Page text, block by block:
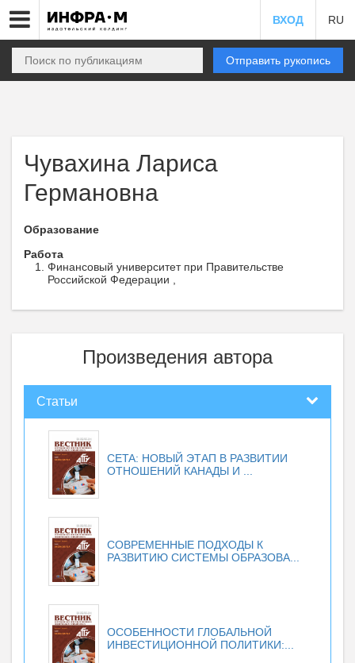
ВХОД RU
Отправить рукопись
Чувахина Лариса
Германовна
Образование
Работа
Финансовый университет при Правительстве
Российской Федерации ,
Произведения автора
Статьи
CETA: НОВЫЙ ЭТАП В РАЗВИТИИ
ОТНОШЕНИЙ КАНАДЫ И ...
СОВРЕМЕННЫЕ ПОДХОДЫ К
РАЗВИТИЮ СИСТЕМЫ ОБРАЗОВА...
ОСОБЕННОСТИ ГЛОБАЛЬНОЙ
ИНВЕСТИЦИОННОЙ ПОЛИТИКИ:...